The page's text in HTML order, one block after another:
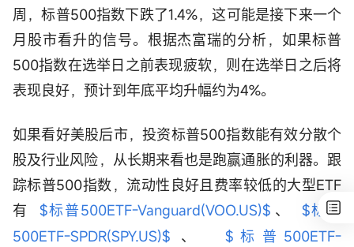
周，标普500指数下跌了1.4%，这可能是接下来一个
月股市看升的信号。根据杰富瑞的分析，如果标普
500指数在选举日之前表现疲软，则在选举日之后将
表现良好，预计到年底平均升幅约为4%。
如果看好美股后市，投资标普500指数能有效分散个
股及行业风险，从长期来看也是跑赢通胀的利器。跟
踪标普500指数，流动性良好且费率较低的大型ETF
有
$标普500ETF-Vanguard(VOO.US)$ 、
$标普
500ETF-SPDR(SPY.US)$
、
$标普500ETF-